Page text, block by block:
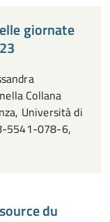
giornate
Collana
Università di
5541-078-6,
du